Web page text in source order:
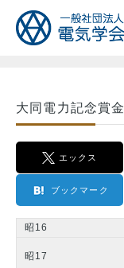
大同電力記念賞金
エックス
ブックマーク
昭16
昭17